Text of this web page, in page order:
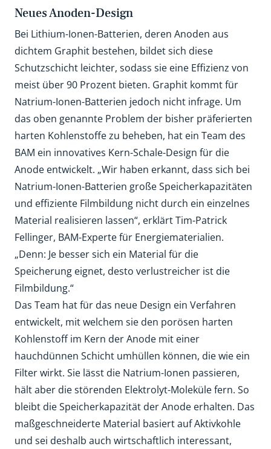
Neues Anoden-Design
Bei Lithium-Ionen-Batterien, deren Anoden aus
dichtem Graphit bestehen, bildet sich diese
Schutzschicht leichter, sodass sie eine Effizienz von
meist über 90 Prozent bieten. Graphit kommt für
Natrium-Ionen-Batterien jedoch nicht infrage. Um
das oben genannte Problem der bisher präferierten
harten Kohlenstoffe zu beheben, hat ein Team des
BAM ein innovatives Kern-Schale-Design für die
Anode entwickelt. „Wir haben erkannt, dass sich bei
Natrium-Ionen-Batterien große Speicherkapazitäten
und effiziente Filmbildung nicht durch ein einzelnes
Material realisieren lassen“, erklärt Tim-Patrick
Fellinger, BAM-Experte für Energiematerialien.
„Denn: Je besser sich ein Material für die
Speicherung eignet, desto verlustreicher ist die
Filmbildung.“
Das Team hat für das neue Design ein Verfahren
entwickelt, mit welchem sie den porösen harten
Kohlenstoff im Kern der Anode mit einer
hauchdünnen Schicht umhüllen können, die wie ein
Filter wirkt. Sie lässt die Natrium-Ionen passieren,
hält aber die störenden Elektrolyt-Moleküle fern. So
bleibt die Speicherkapazität der Anode erhalten. Das
maßgeschneiderte Material basiert auf Aktivkohle
und sei deshalb auch wirtschaftlich interessant,